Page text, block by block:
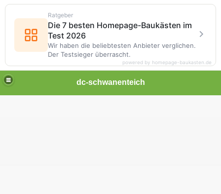
dc-schwanenteich
Ratgeber
Die 7 besten Homepage-Baukästen im
Test 2026
Wir haben die beliebtesten Anbieter verglichen.
Der Testsieger überrascht.
powered by homepage-baukasten.de